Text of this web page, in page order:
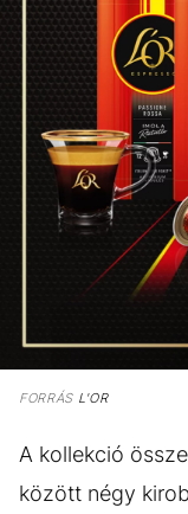
FORRÁSL'OR
A kollekció
között négy